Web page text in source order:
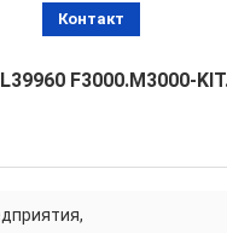
Контакт
F3000.M3000-